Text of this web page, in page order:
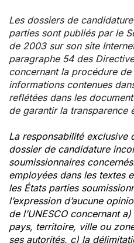
Les dossiers de
parties sont publiés par le
de 2003 sur son site
paragraphe 54 des
concernant la procédure
informations contenues
reflétées dans les
de garantir la transparence
La responsabilité exclusive
dossier de candidature
soumissionnaires
employées dans les textes
les États parties
l’expression d’aucune
de l’UNESCO concernant
pays, territoire, ville ou
ses autorités, c) la